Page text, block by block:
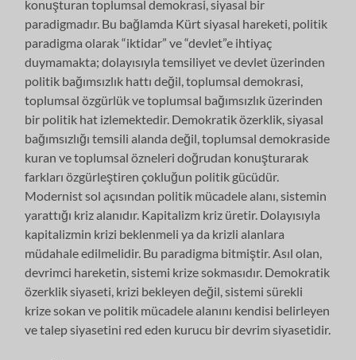
konuşturan toplumsal demokrasi, siyasal bir
paradigmadır. Bu bağlamda Kürt siyasal hareketi, politik
paradigma olarak “iktidar” ve “devlet”e ihtiyaç
duymamakta; dolayısıyla temsiliyet ve devlet üzerinden
politik bağımsızlık hattı değil, toplumsal demokrasi,
toplumsal özgürlük ve toplumsal bağımsızlık üzerinden
bir politik hat izlemektedir. Demokratik özerklik, siyasal
bağımsızlığı temsili alanda değil, toplumsal demokraside
kuran ve toplumsal özneleri doğrudan konuşturarak
farkları özgürleştiren çokluğun politik gücüdür.
Modernist sol açısından politik mücadele alanı, sistemin
yarattığı kriz alanıdır. Kapitalizm kriz üretir. Dolayısıyla
kapitalizmin krizi beklenmeli ya da krizli alanlara
müdahale edilmelidir. Bu paradigma bitmiştir. Asıl olan,
devrimci hareketin, sistemi krize sokmasıdır. Demokratik
özerklik siyaseti, krizi bekleyen değil, sistemi sürekli
krize sokan ve politik mücadele alanını kendisi belirleyen
ve talep siyasetini red eden kurucu bir devrim siyasetidir.